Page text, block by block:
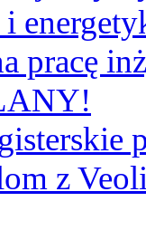
pracę
z